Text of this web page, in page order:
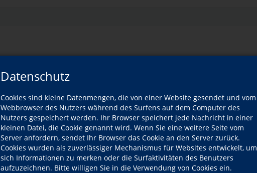
Datenschutz
Cookies sind kleine Datenmengen, die von einer Website gesendet und vom
Webbrowser des Nutzers während des Surfens auf dem Computer des
Nutzers gespeichert werden. Ihr Browser speichert jede Nachricht in einer
kleinen Datei, die Cookie genannt wird. Wenn Sie eine weitere Seite vom
Server anfordern, sendet Ihr Browser das Cookie an den Server zurück.
Cookies wurden als zuverlässiger Mechanismus für Websites entwickelt, um
sich Informationen zu merken oder die Surfaktivitäten des Benutzers
aufzuzeichnen. Bitte willigen Sie in die Verwendung von Cookies ein.
NACH OBEN
Gesundheit Sprachen
Programm